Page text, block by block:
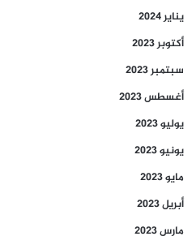
يناير 2024
أكتوبر 2023
سبتمبر 2023
أغسطس 2023
يوليو 2023
يونيو 2023
مايو 2023
أبريل 2023
مارس 2023